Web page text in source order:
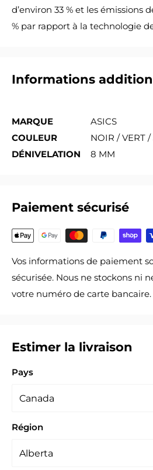
d’environ 33 % et les émissions
% par rapport à la technologie
Informations
MARQUE
ASICS
COULEUR
NOIR / VERT
DÉNIVELATION
8 MM
Paiement sécurisé
Vos informations de paiement
sécurisée. Nous ne stockons ni
votre numéro de carte bancaire.
Estimer la livraison
Pays
Région